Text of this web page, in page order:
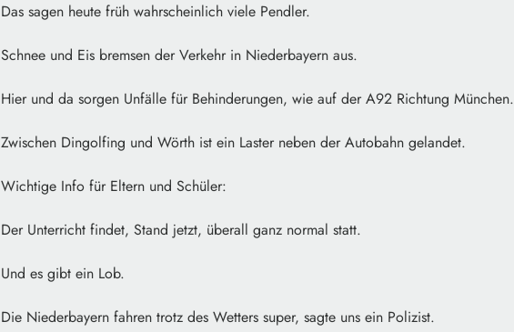
Das sagen heute früh wahrscheinlich viele Pendler.
Schnee und Eis bremsen der Verkehr in Niederbayern aus.
Hier und da sorgen Unfälle für Behinderungen, wie auf der A92 Richtung München.
Zwischen Dingolfing und Wörth ist ein Laster neben der Autobahn gelandet.
Wichtige Info für Eltern und Schüler:
Der Unterricht findet, Stand jetzt, überall ganz normal statt.
Und es gibt ein Lob.
Die Niederbayern fahren trotz des Wetters super, sagte uns ein Polizist.